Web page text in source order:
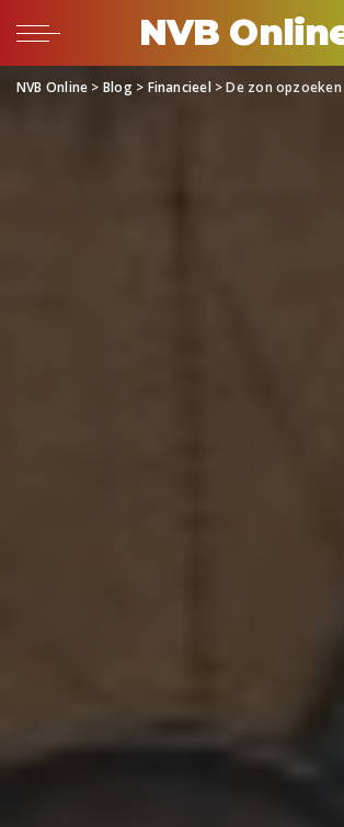
NVB
NVB Online > Blog> Financieel>De zon opzoeken